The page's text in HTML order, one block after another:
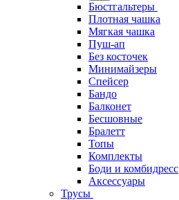
Бюстгальтеры
Плотная чашка
Мягкая чашка
Пуш-ап
Без косточек
Минимайзеры
Спейсер
Бандо
Балконет
Бесшовные
Бралетт
Топы
Комплекты
Боди и комбидресс
Аксессуары
Трусы